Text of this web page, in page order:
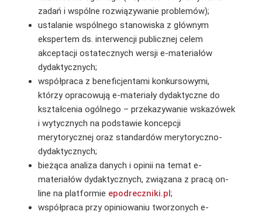
zadań i wspólne rozwiązywanie problemów);
ustalanie wspólnego stanowiska z głównym
ekspertem ds. interwencji publicznej celem
akceptacji ostatecznych wersji e-materiałów
dydaktycznych;
współpraca z beneficjentami konkursowymi,
którzy opracowują e-materiały dydaktyczne do
kształcenia ogólnego – przekazywanie wskazówek
i wytycznych na podstawie koncepcji
merytorycznej oraz standardów merytoryczno-
dydaktycznych;
bieżąca analiza danych i opinii na temat e-
materiałów dydaktycznych, związana z pracą on-
line na platformie epodreczniki.pl;
współpraca przy opiniowaniu tworzonych e-